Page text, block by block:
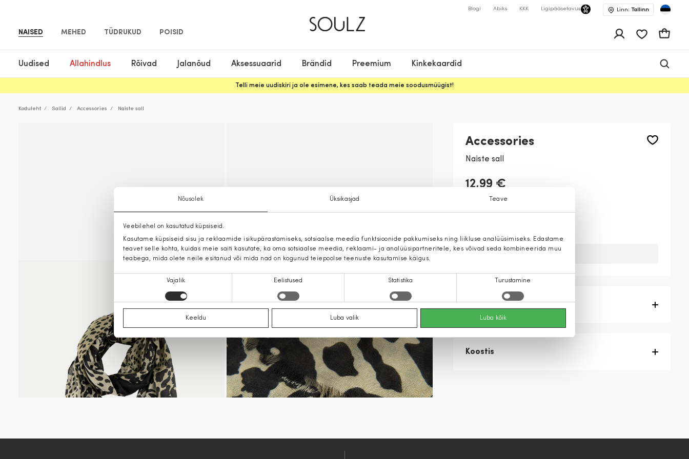
Nõusolek Üksikasjad Teave
Veebilehel on kasutatud küpsiseid.
Kasutame küpsiseid sisu ja reklaamide isikupärastamiseks, sotsiaalse meedia funktsioonide pakkumiseks ning liikluse analüüsimiseks. Edastame
teavet selle kohta, kuidas meie saiti kasutate, ka oma sotsiaalse meedia, reklaami- ja analüüsipartneritele, kes võivad seda kombineerida muu
teabega, mida olete neile esitanud või mida nad on kogunud teiepoolse teenuste kasutamise käigus.
Vajalik Eelistused Statistika Turustamine
Keeldu Luba valik Luba kõik
NAISED MEHED TÜDRUKUD POISID
Blogi Abiks KKK Ligipääsetavus Linn: Tallinn
Uudised Allahindlus Rõivad Jalanõud Aksessuaarid Brändid Preemium Kinkekaardid
Telli meie uudiskiri ja ole esimene, kes saab teada meie soodusmüügist!
Koduleht Sallid Accessories Naiste sall
Accessories
Naiste sall
12,99 €
Tootekirjeldus
Koostis